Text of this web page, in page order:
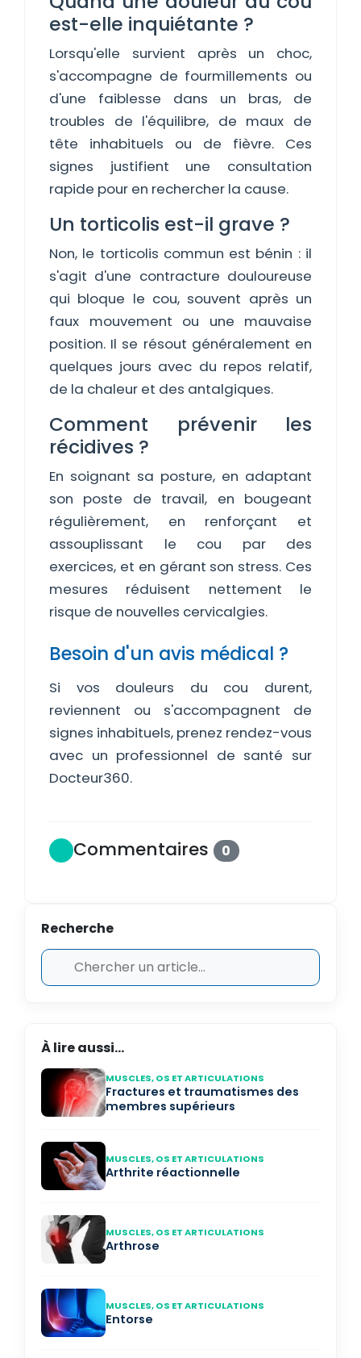
est-elle inquiétante ?
Lorsqu'elle survient après un choc,
s'accompagne de fourmillements ou
d'une faiblesse dans un bras, de
troubles de l'équilibre, de maux de
tête inhabituels ou de fièvre. Ces
signes justifient une consultation
rapide pour en rechercher la cause.
Un torticolis est-il grave ?
Non, le torticolis commun est bénin : il
s'agit d'une contracture douloureuse
qui bloque le cou, souvent après un
faux mouvement ou une mauvaise
position. Il se résout généralement en
quelques jours avec du repos relatif,
de la chaleur et des antalgiques.
Comment prévenir les
récidives ?
En soignant sa posture, en adaptant
son poste de travail, en bougeant
régulièrement, en renforçant et
assouplissant le cou par des
exercices, et en gérant son stress. Ces
mesures réduisent nettement le
risque de nouvelles cervicalgies.
Besoin d'un avis médical ?
Si vos douleurs du cou durent,
reviennent ou s'accompagnent de
signes inhabituels, prenez rendez-vous
avec un professionnel de santé sur
Docteur360.
Commentaires 0
Recherche
À lire aussi...
MUSCLES, OS ET ARTICULATIONS
Fractures et traumatismes des
membres supérieurs
MUSCLES, OS ET ARTICULATIONS
Arthrite réactionnelle
MUSCLES, OS ET ARTICULATIONS
Arthrose
MUSCLES, OS ET ARTICULATIONS
Entorse